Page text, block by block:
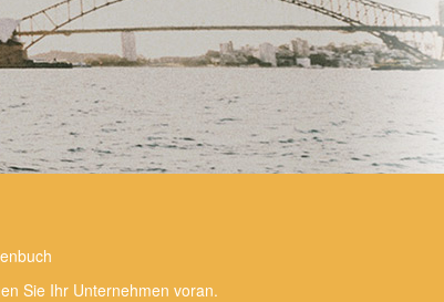
Sie Ihr Unternehmen voran.